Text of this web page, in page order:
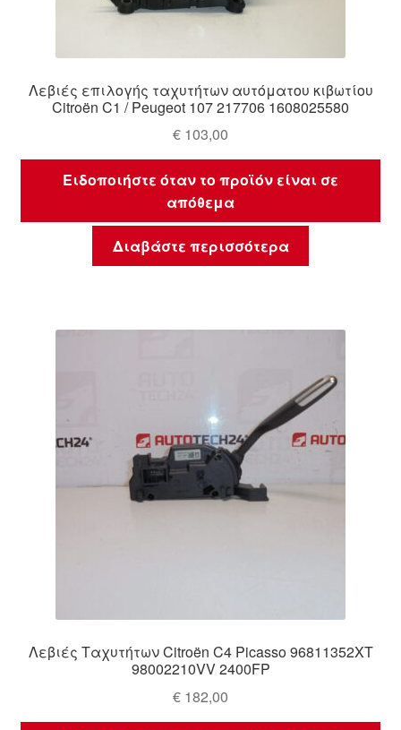
Λεβιές επιλογής ταχυτήτων αυτόματου κιβωτίου
Citroën C1 / Peugeot 107 217706 1608025580
€ 103,00
Ειδοποιήστε όταν το προϊόν είναι σε
απόθεμα
Διαβάστε περισσότερα
Λεβιές Ταχυτήτων Citroën C4 Picasso 96811352XT
98002210VV 2400FP
€ 182,00